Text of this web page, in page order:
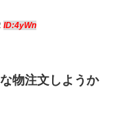
ID:4yWn
物注文しようか